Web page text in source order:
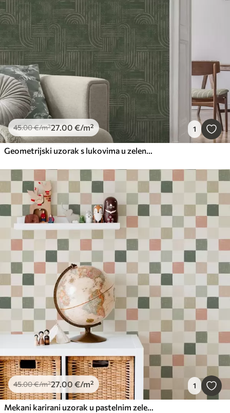
45.00€/m²27.00 €/m² 1
Geometrijski uzorak s lukovima u zelenoj paleti
45.00€/m²27.00 €/m² 1
Mekani karirani uzorak u pastelnim zelenim, ružičastim i bež tonovima